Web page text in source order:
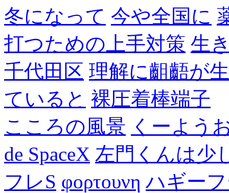
冬になって 今や全国に
打つための上手対策 生
千代田区 理解に齟齬が
ていると 裸圧着棒端子
こころの風景 くーよう
de SpaceX 左門くんは少
フレS φορτουνη ハギー